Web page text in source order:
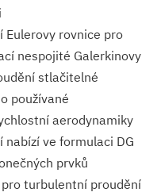
Eulerovy rovnice pro
nespojité Galerkinovy
stlačitelné
používané
aerodynamiky
nabízí ve formulaci DG
prvků
turbulentní proudění